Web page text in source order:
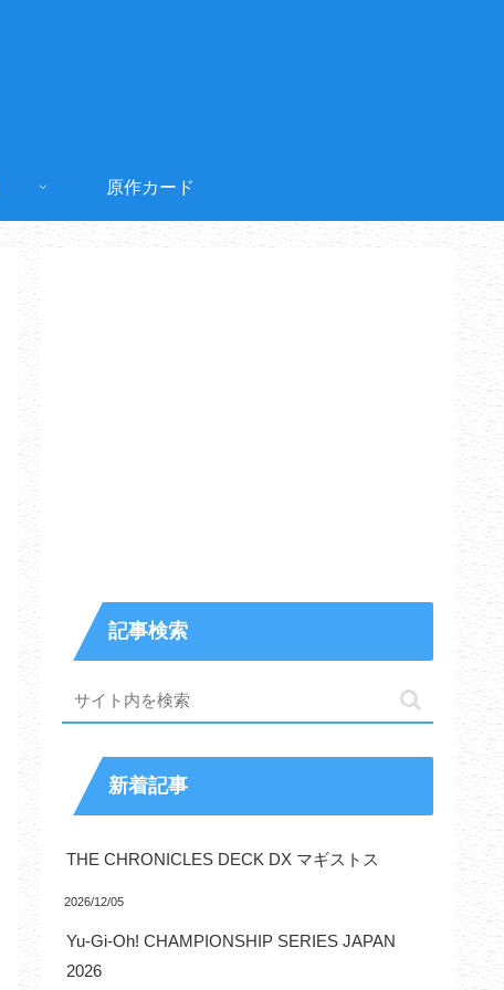
原作カード
記事検索
新着記事
THE CHRONICLES DECK DX マギストス
2026/12/05
Yu-Gi-Oh! CHAMPIONSHIP SERIES JAPAN
2026